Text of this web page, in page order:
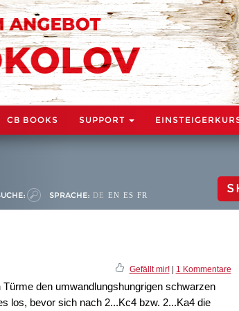
CB BOOKS SUPPORT
SPRACHE: DE EN ES FR
Gefällt mir!| 1 Kommentare
den umwandlungshungrigen schwarzen
los, bevor sich nach 2...Kc4 bzw. 2...Ka4 die